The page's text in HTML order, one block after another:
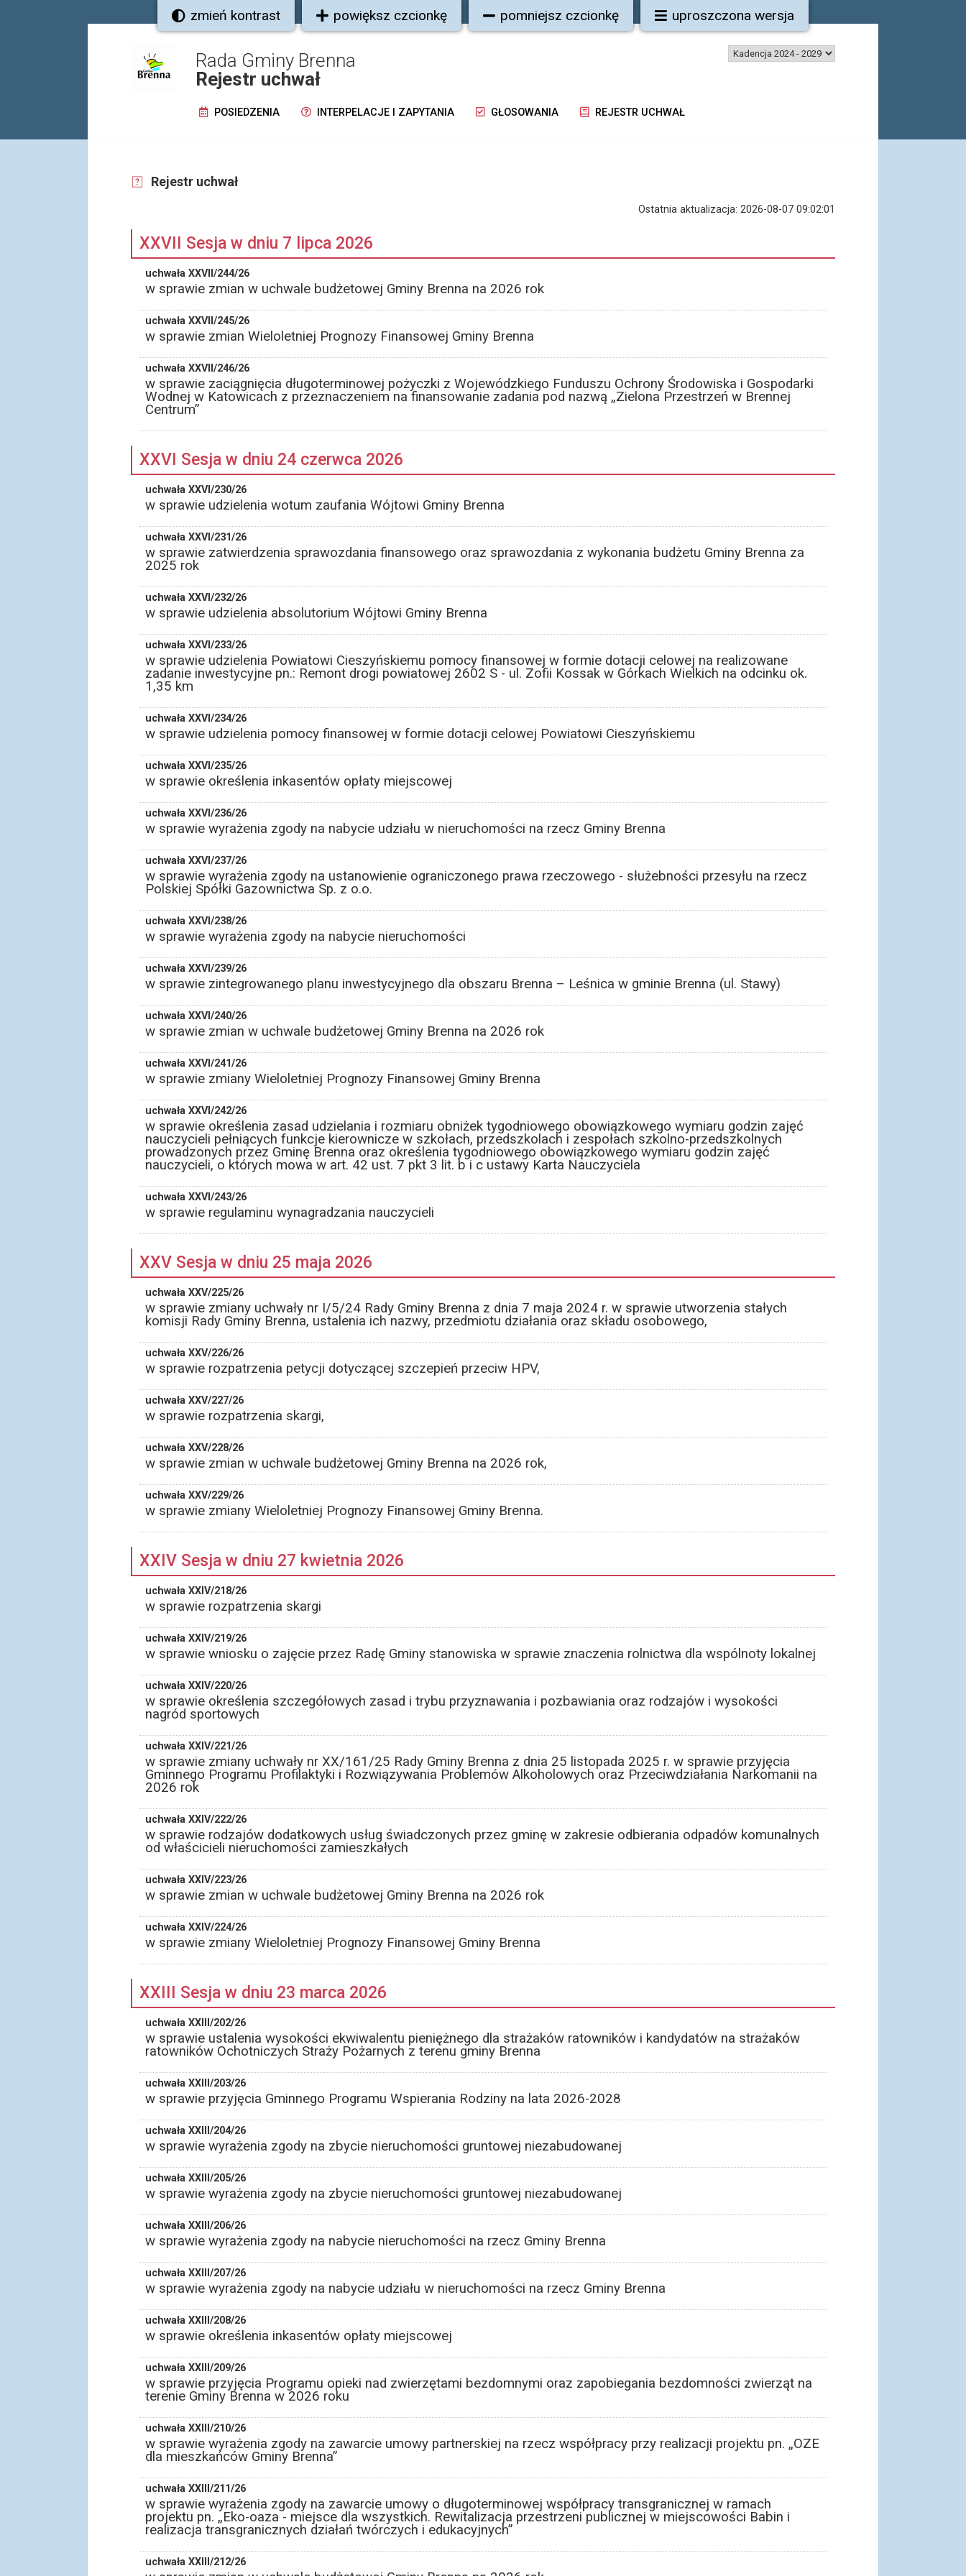
zmień kontrast powiększ czcionkę pomniejsz czcionkę uproszczona wersja
Rada Gminy Brenna
Rejestr uchwał
POSIEDZENIA INTERPELACJE I ZAPYTANIA GŁOSOWANIA REJESTR UCHWAŁ
Rejestr uchwał
Ostatnia aktualizacja: 2026-08-07 09:02:01
XXVII Sesja w dniu 7 lipca 2026
uchwała XXVII/244/26
w sprawie zmian w uchwale budżetowej Gminy Brenna na 2026 rok
uchwała XXVII/245/26
w sprawie zmian Wieloletniej Prognozy Finansowej Gminy Brenna
uchwała XXVII/246/26
w sprawie zaciągnięcia długoterminowej pożyczki z Wojewódzkiego Funduszu Ochrony Środowiska i Gospodarki
Wodnej w Katowicach z przeznaczeniem na finansowanie zadania pod nazwą „Zielona Przestrzeń w Brennej
Centrum”
XXVI Sesja w dniu 24 czerwca 2026
uchwała XXVI/230/26
w sprawie udzielenia wotum zaufania Wójtowi Gminy Brenna
uchwała XXVI/231/26
w sprawie zatwierdzenia sprawozdania finansowego oraz sprawozdania z wykonania budżetu Gminy Brenna za
2025 rok
uchwała XXVI/232/26
w sprawie udzielenia absolutorium Wójtowi Gminy Brenna
uchwała XXVI/233/26
w sprawie udzielenia Powiatowi Cieszyńskiemu pomocy finansowej w formie dotacji celowej na realizowane
zadanie inwestycyjne pn.: Remont drogi powiatowej 2602 S - ul. Zofii Kossak w Górkach Wielkich na odcinku ok.
1,35 km
uchwała XXVI/234/26
w sprawie udzielenia pomocy finansowej w formie dotacji celowej Powiatowi Cieszyńskiemu
uchwała XXVI/235/26
w sprawie określenia inkasentów opłaty miejscowej
uchwała XXVI/236/26
w sprawie wyrażenia zgody na nabycie udziału w nieruchomości na rzecz Gminy Brenna
uchwała XXVI/237/26
w sprawie wyrażenia zgody na ustanowienie ograniczonego prawa rzeczowego - służebności przesyłu na rzecz
Polskiej Spółki Gazownictwa Sp. z o.o.
uchwała XXVI/238/26
w sprawie wyrażenia zgody na nabycie nieruchomości
uchwała XXVI/239/26
w sprawie zintegrowanego planu inwestycyjnego dla obszaru Brenna – Leśnica w gminie Brenna (ul. Stawy)
uchwała XXVI/240/26
w sprawie zmian w uchwale budżetowej Gminy Brenna na 2026 rok
uchwała XXVI/241/26
w sprawie zmiany Wieloletniej Prognozy Finansowej Gminy Brenna
uchwała XXVI/242/26
w sprawie określenia zasad udzielania i rozmiaru obniżek tygodniowego obowiązkowego wymiaru godzin zajęć
nauczycieli pełniących funkcje kierownicze w szkołach, przedszkolach i zespołach szkolno-przedszkolnych
prowadzonych przez Gminę Brenna oraz określenia tygodniowego obowiązkowego wymiaru godzin zajęć
nauczycieli, o których mowa w art. 42 ust. 7 pkt 3 lit. b i c ustawy Karta Nauczyciela
uchwała XXVI/243/26
w sprawie regulaminu wynagradzania nauczycieli
XXV Sesja w dniu 25 maja 2026
uchwała XXV/225/26
w sprawie zmiany uchwały nr I/5/24 Rady Gminy Brenna z dnia 7 maja 2024 r. w sprawie utworzenia stałych
komisji Rady Gminy Brenna, ustalenia ich nazwy, przedmiotu działania oraz składu osobowego,
uchwała XXV/226/26
w sprawie rozpatrzenia petycji dotyczącej szczepień przeciw HPV,
uchwała XXV/227/26
w sprawie rozpatrzenia skargi,
uchwała XXV/228/26
w sprawie zmian w uchwale budżetowej Gminy Brenna na 2026 rok,
uchwała XXV/229/26
w sprawie zmiany Wieloletniej Prognozy Finansowej Gminy Brenna.
XXIV Sesja w dniu 27 kwietnia 2026
uchwała XXIV/218/26
w sprawie rozpatrzenia skargi
uchwała XXIV/219/26
w sprawie wniosku o zajęcie przez Radę Gminy stanowiska w sprawie znaczenia rolnictwa dla wspólnoty lokalnej
uchwała XXIV/220/26
w sprawie określenia szczegółowych zasad i trybu przyznawania i pozbawiania oraz rodzajów i wysokości
nagród sportowych
uchwała XXIV/221/26
w sprawie zmiany uchwały nr XX/161/25 Rady Gminy Brenna z dnia 25 listopada 2025 r. w sprawie przyjęcia
Gminnego Programu Profilaktyki i Rozwiązywania Problemów Alkoholowych oraz Przeciwdziałania Narkomanii na
2026 rok
uchwała XXIV/222/26
w sprawie rodzajów dodatkowych usług świadczonych przez gminę w zakresie odbierania odpadów komunalnych
od właścicieli nieruchomości zamieszkałych
uchwała XXIV/223/26
w sprawie zmian w uchwale budżetowej Gminy Brenna na 2026 rok
uchwała XXIV/224/26
w sprawie zmiany Wieloletniej Prognozy Finansowej Gminy Brenna
XXIII Sesja w dniu 23 marca 2026
uchwała XXIII/202/26
w sprawie ustalenia wysokości ekwiwalentu pieniężnego dla strażaków ratowników i kandydatów na strażaków
ratowników Ochotniczych Straży Pożarnych z terenu gminy Brenna
uchwała XXIII/203/26
w sprawie przyjęcia Gminnego Programu Wspierania Rodziny na lata 2026-2028
uchwała XXIII/204/26
w sprawie wyrażenia zgody na zbycie nieruchomości gruntowej niezabudowanej
uchwała XXIII/205/26
w sprawie wyrażenia zgody na zbycie nieruchomości gruntowej niezabudowanej
uchwała XXIII/206/26
w sprawie wyrażenia zgody na nabycie nieruchomości na rzecz Gminy Brenna
uchwała XXIII/207/26
w sprawie wyrażenia zgody na nabycie udziału w nieruchomości na rzecz Gminy Brenna
uchwała XXIII/208/26
w sprawie określenia inkasentów opłaty miejscowej
uchwała XXIII/209/26
w sprawie przyjęcia Programu opieki nad zwierzętami bezdomnymi oraz zapobiegania bezdomności zwierząt na
terenie Gminy Brenna w 2026 roku
uchwała XXIII/210/26
w sprawie wyrażenia zgody na zawarcie umowy partnerskiej na rzecz współpracy przy realizacji projektu pn. „OZE
dla mieszkańców Gminy Brenna”
uchwała XXIII/211/26
w sprawie wyrażenia zgody na zawarcie umowy o długoterminowej współpracy transgranicznej w ramach
projektu pn. „Eko-oaza - miejsce dla wszystkich. Rewitalizacja przestrzeni publicznej w miejscowości Babin i
realizacja transgranicznych działań twórczych i edukacyjnych”
uchwała XXIII/212/26